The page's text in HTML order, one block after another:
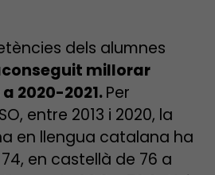
dels alumnes
millorar
2020-2021.Per
entre 2013 i 2020, la
en llengua catalana ha
en castellà de 76 a